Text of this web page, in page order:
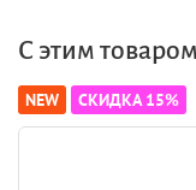
С этим
NEW СКИДКА 15%